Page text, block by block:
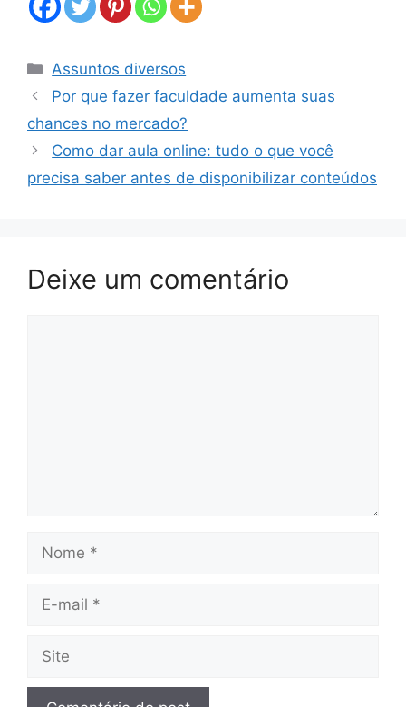
Categorias
Assuntos diversos
Por que fazer faculdade aumenta suas
chances no mercado?
Como dar aula online: tudo o que você
precisa saber antes de disponibilizar conteúdos
Deixe um comentário
Nome
Site